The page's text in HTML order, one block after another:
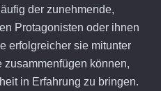
der zunehmende,
Protagonisten oder ihnen
erfolgreicher sie mitunter
zusammenfügen können,
in Erfahrung zu bringen.